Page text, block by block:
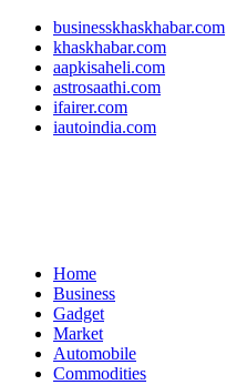
businesskhaskhabar.com
khaskhabar.com
aapkisaheli.com
astrosaathi.com
ifairer.com
iautoindia.com
Home
Business
Gadget
Market
Automobile
Commodities